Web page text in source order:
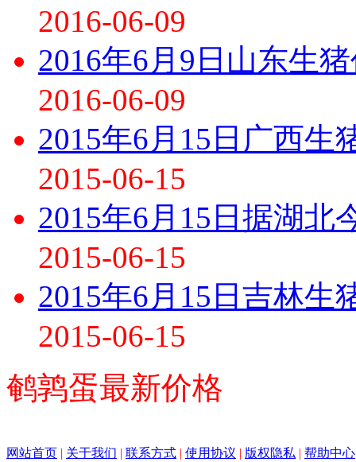
2016-06-09
2016年6月9日山东生
2016-06-09
2015年6月15日广西生
2015-06-15
2015年6月15日据湖北
2015-06-15
2015年6月15日吉林生
2015-06-15
鹌鹑蛋最新价格
网站首页 | 关于我们 | 联系方式 | 使用协议 | 版权隐私 | 帮助中心